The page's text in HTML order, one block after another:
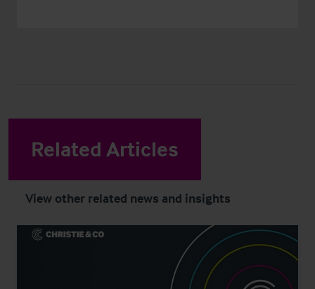
Related Articles
View other related news and insights